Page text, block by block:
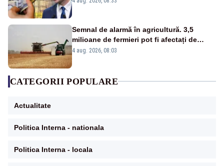
Semnal de alarmă în agricultură. 3,5
milioane de fermieri pot fi afectați de
strategia pentru conservarea
4 aug. 2026, 08:03
CATEGORII POPULARE
Actualitate
Politica Interna - nationala
Politica Interna - locala